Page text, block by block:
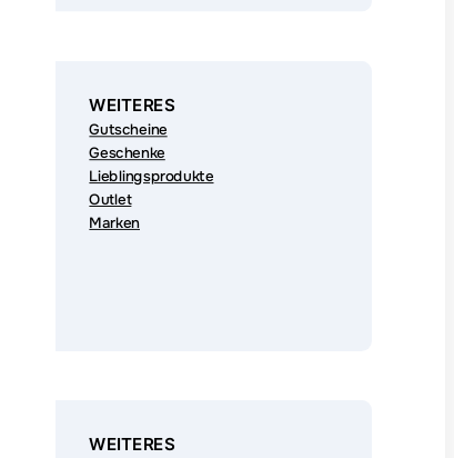
WEITERES
Gutscheine
Geschenke
Lieblingsprodukte
Outlet
Marken
WEITERES